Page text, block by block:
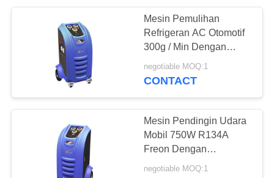
Mesin Pemulihan
Refrigeran Besar
Mesin Pemulihan
Refrigeran AC Otomotif
300g / Min Dengan
Kipas Pendingin
Kondensor
negotiable MOQ:1
CONTACT
Mesin Pendingin Udara
Mobil 750W R134A
Freon Dengan
Kompresor Danfoss
negotiable MOQ:1